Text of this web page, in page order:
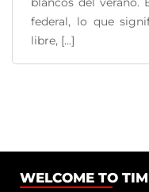
federal, lo que
libre, [...]
WELCOME TO